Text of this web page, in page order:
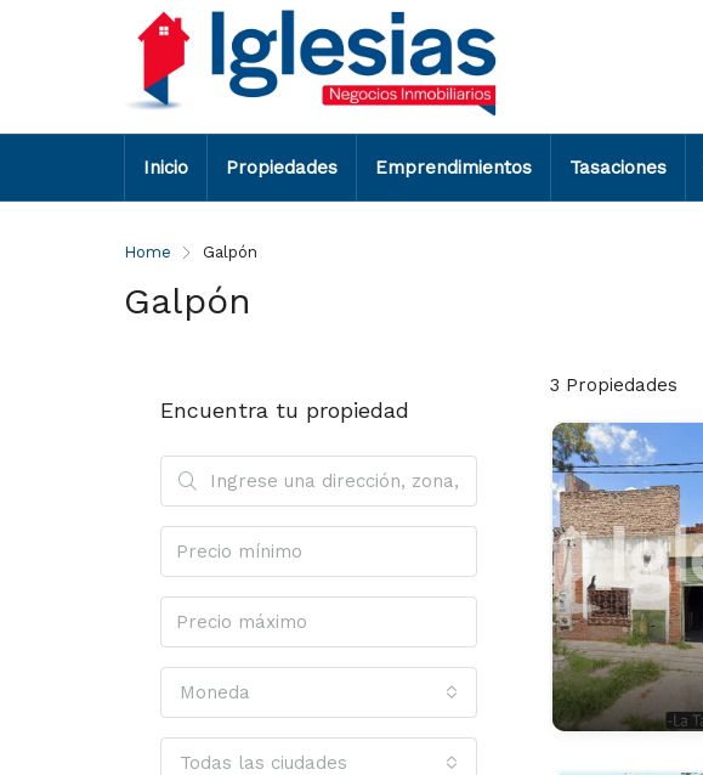
Inicio Propiedades Emprendimientos Tasaciones
Home Galpón
Galpón
3 Propiedades
Encuentra tu propiedad
Moneda
Todas las ciudades